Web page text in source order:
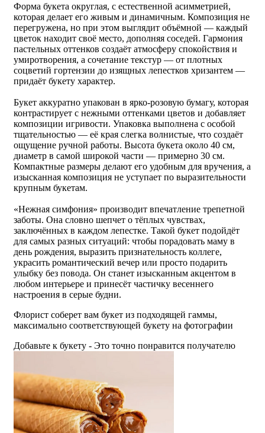
Форма букета округлая, с естественной асимметрией,
которая делает его живым и динамичным. Композиция не
перегружена, но при этом выглядит объёмной — каждый
цветок находит своё место, дополняя соседей. Гармония
пастельных оттенков создаёт атмосферу спокойствия и
умиротворения, а сочетание текстур — от плотных
соцветий гортензии до изящных лепестков хризантем —
придаёт букету характер.
Букет аккуратно упакован в ярко-розовую бумагу, которая
контрастирует с нежными оттенками цветов и добавляет
композиции игривости. Упаковка выполнена с особой
тщательностью — её края слегка волнистые, что создаёт
ощущение ручной работы. Высота букета около 40 см,
диаметр в самой широкой части — примерно 30 см.
Компактные размеры делают его удобным для вручения, а
изысканная композиция не уступает по выразительности
крупным букетам.
«Нежная симфония» производит впечатление трепетной
заботы. Она словно шепчет о тёплых чувствах,
заключённых в каждом лепестке. Такой букет подойдёт
для самых разных ситуаций: чтобы порадовать маму в
день рождения, выразить признательность коллеге,
украсить романтический вечер или просто подарить
улыбку без повода. Он станет изысканным акцентом в
любом интерьере и принесёт частичку весеннего
настроения в серые будни.
Флорист соберет вам букет из подходящей гаммы,
максимально соответствующей букету на фотографии
Добавьте к букету - Это точно понравится получателю